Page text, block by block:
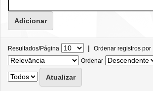
Resultados/Página | Ordenar registros por
Ordenar